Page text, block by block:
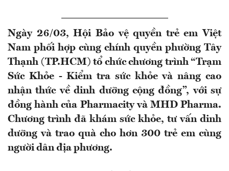
Ngày 26/03, Hội Bảo vệ quyền trẻ em Việt
Nam phối hợp cùng chính quyền phường Tây
Thạnh (TP.HCM) tổ chức chương trình “Trạm
Sức Khỏe - Kiểm tra sức khỏe và nâng cao
nhận thức về dinh dưỡng cộng đồng”, với sự
đồng hành của Pharmacity và MHD Pharma.
Chương trình đã khám sức khỏe, tư vấn dinh
dưỡng và trao quà cho hơn 300 trẻ em cùng
người dân địa phương.